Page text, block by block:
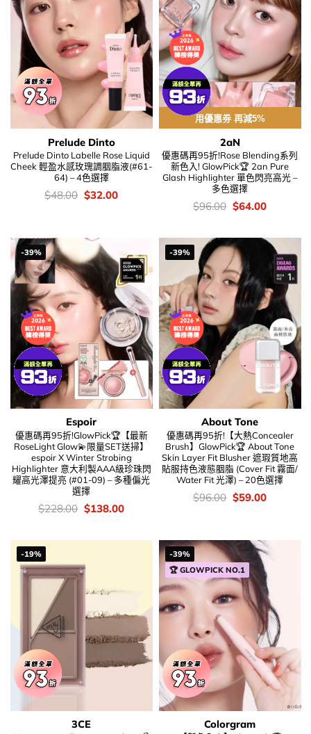
Prelude Dinto
Prelude Dinto Labelle Rose Liquid
Cheek 輕盈水感玫瑰調胭脂液(#61-
64) – 4色選擇
價
$48.00 Original
$32.00Current
用優惠劵 再減5%
2aN
優惠碼再95折!Rose Blending系列
新色入! GlowPick🏆 2an Pure
Glash Highlighter 單色閃亮高光 –
多色選擇
價
$96.00 Original
$96.00.
$64.00Current
$64.00.
-39%
Espoir
優惠碼再95折!GlowPick🏆【最新
RoseLight Glow💫限量SET送掃】
espoir X Winter Strobing
Highlighter 意大利製AAA級珍珠閃
耀高光澤提亮 (#01-09) – 多種偏光
選擇
價
錢：
$228.00 Original
price
$228.00.
$138.00Current
$138.00.
-39%
About Tone
優惠碼再95折!【大熱Concealer
Brush】GlowPick🏆 About Tone
Skin Layer Fit Blusher 遮瑕質地高
貼服持色液態胭脂 (Cover Fit 霧面/
Water Fit 光澤) – 20色選擇
價
錢：
$96.00 Original
price
$59.00Current
-19%
3CE
-39%
🏆 GLOWPICK NO.1
Colorgram